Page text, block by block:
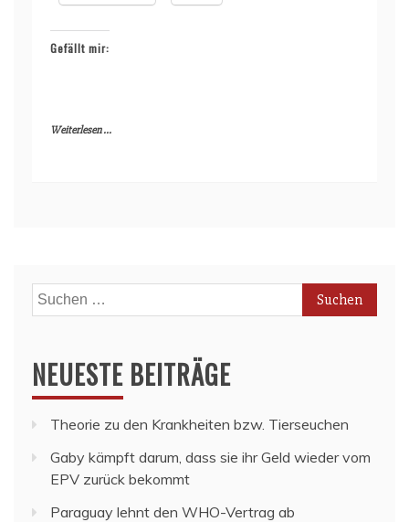
Gefällt mir:
Weiterlesen ...
Suchen
nach:
NEUESTE BEITRÄGE
Theorie zu den Krankheiten bzw. Tierseuchen
Gaby kämpft darum, dass sie ihr Geld wieder vom
EPV zurück bekommt
Paraguay lehnt den WHO-Vertrag ab